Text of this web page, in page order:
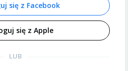
się z Facebook
się z Apple
LUB